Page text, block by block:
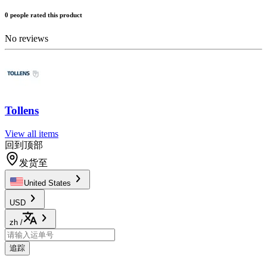
0 people rated this product
No reviews
Tollens
View all items
回到顶部
发货至
United States
USD
zh /
追踪